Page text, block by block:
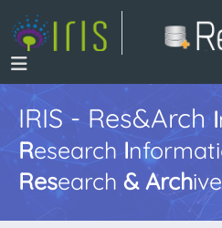
IRIS - Res&ArchI
Research I
Research & Archive